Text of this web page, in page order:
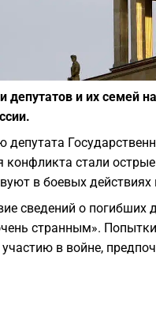
депутатов и их семей
стали
в боевых
сведений о погибших
странным».
в войне,